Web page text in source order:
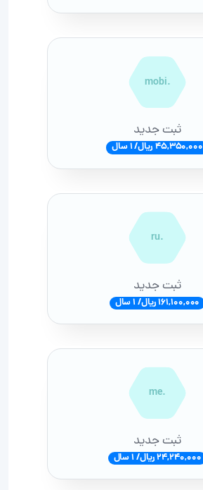
.mobi
ثبت جدید
45,350,000 ریال/ 1 سال
.ru
ثبت جدید
161,100,000 ریال/ 1 سال
.me
ثبت جدید
24,240,000 ریال/ 1 سال